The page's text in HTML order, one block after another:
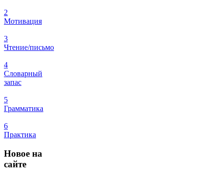
2
Мотивация
3
Чтение/письмо
4
Словарный
запас
5
Грамматика
6
Практика
Новое на
сайте